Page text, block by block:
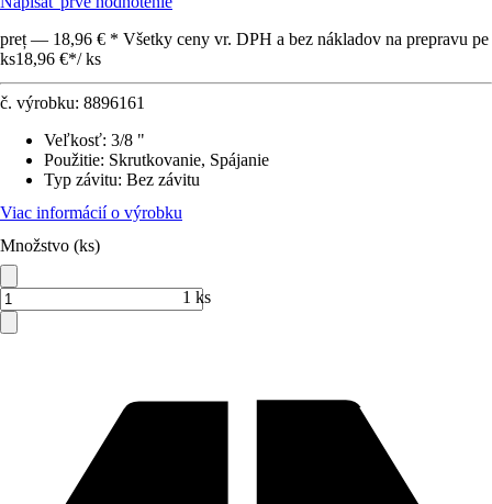
preț — 18,96 € * Všetky ceny vr. DPH a bez nákladov na prepravu pe
ks18,96 €*/ ks
č. výrobku: 8896161
Veľkosť: 3/8 "
Použitie: Skrutkovanie, Spájanie
Typ závitu: Bez závitu
Viac informácií o výrobku
Množstvo (ks)
1 ks